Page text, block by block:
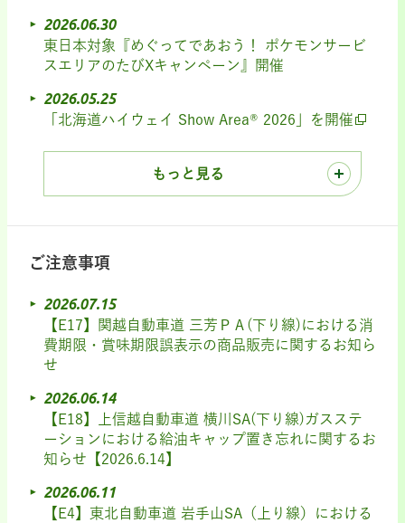
2026.06.30
東日本対象『めぐってであおう！ ポケモンサービ
スエリアのたびXキャンペーン』開催
2026.05.25
「北海道ハイウェイ Show Area® 2026」を開催
もっと見る
ご注意事項
2026.07.15
【E17】関越自動車道 三芳ＰＡ(下り線)における消
費期限・賞味期限誤表示の商品販売に関するお知ら
せ
2026.06.14
【E18】上信越自動車道 横川SA(下り線)ガスステ
ーションにおける給油キャップ置き忘れに関するお
知らせ【2026.6.14】
2026.06.11
【E4】東北自動車道 岩手山SA（上り線）における